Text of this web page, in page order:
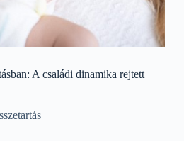
A családi dinamika rejtett